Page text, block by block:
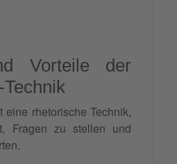
Vorteile der
eine rhetorische Technik,
Fragen zu stellen und